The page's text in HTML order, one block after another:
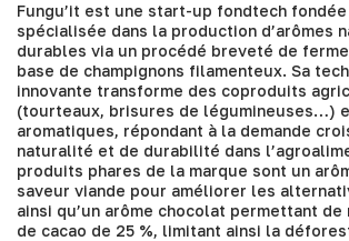
Fungu’it est une start-up fondtech fondée
spécialisée dans la production d’arômes
durables via un procédé breveté de
base de champignons filamenteux. Sa
innovante transforme des coproduits
(tourteaux, brisures de légumineuses…)
aromatiques, répondant à la demande
naturalité et de durabilité dans
produits phares de la marque sont un
saveur viande pour améliorer les
ainsi qu’un arôme chocolat permettant de
de cacao de 25 %, limitant ainsi la